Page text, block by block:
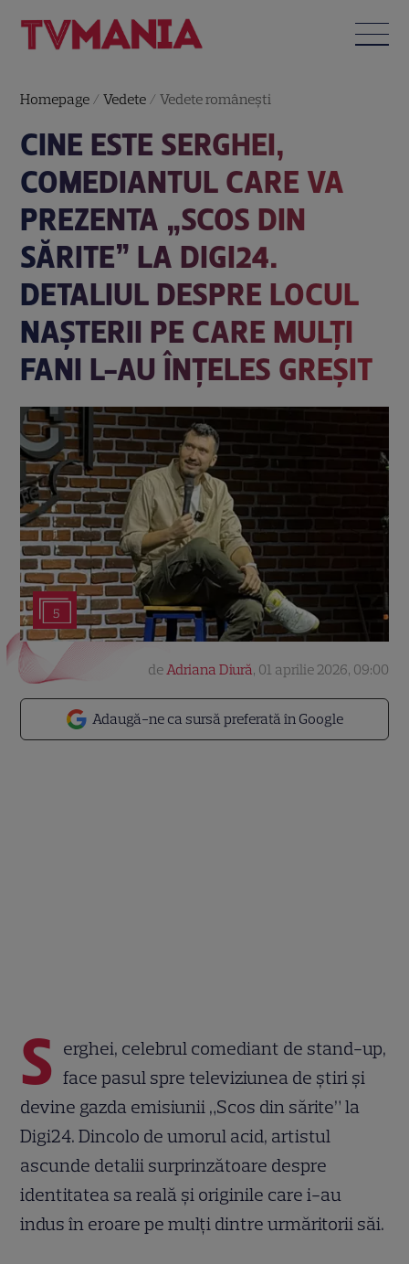
Homepage /Vedete /Vedete româneşti
CINE ESTE SERGHEI,
COMEDIANTUL CARE VA
PREZENTA „SCOS DIN
SĂRITE” LA DIGI24.
DETALIUL DESPRE LOCUL
NAȘTERII PE CARE MULȚI
FANI L-AU ÎNȚELES GREȘIT
5
Adaugă-ne ca sursă preferată în Google
deAdriana Diură, 01 aprilie 2026, 09:00
S erghei, celebrul comediant de stand-up,
face pasul spre televiziunea de știri și
devine gazda emisiunii „Scos din sărite” la
Digi24. Dincolo de umorul acid, artistul
ascunde detalii surprinzătoare despre
identitatea sa reală și originile care i-au
indus în eroare pe mulți dintre urmăritorii săi.